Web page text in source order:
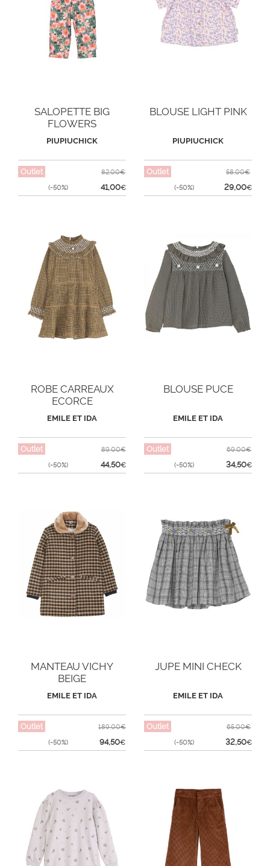
SALOPETTE BIG
FLOWERS
PIUPIUCHICK
Outlet
(-50%)
82,00€
41,00€
BLOUSE LIGHT PINK
PIUPIUCHICK
Outlet
(-50%)
58,00€
29,00€
ROBE CARREAUX
ECORCE
EMILE ET IDA
Outlet
(-50%)
89,00€
44,50€
BLOUSE PUCE
EMILE ET IDA
Outlet
(-50%)
69,00€
34,50€
MANTEAU VICHY
BEIGE
EMILE ET IDA
Outlet
(-50%)
189,00€
94,50€
JUPE MINI CHECK
EMILE ET IDA
Outlet
(-50%)
65,00€
32,50€